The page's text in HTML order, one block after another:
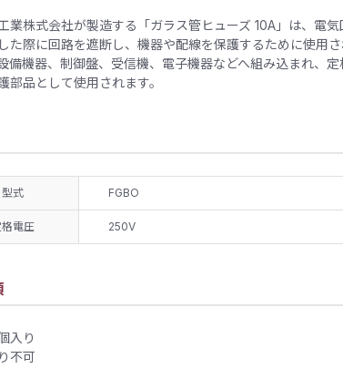
業株式会社が製造する「ガラス管ヒューズ 10A」は、電
た際に回路を遮断し、機器や配線を保護するために使用
備機器、制御盤、受信機、電子機器などへ組み込まれ、定
部品として使用されます。
型式 FGBO
格電圧 250V
入り
不可